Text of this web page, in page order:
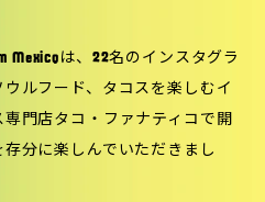
Mexicoは、22名のインスタグラ
ルフード、 タコス を楽しむイ
門店タコ・ファナティコで開
分に楽しんでいただきまし